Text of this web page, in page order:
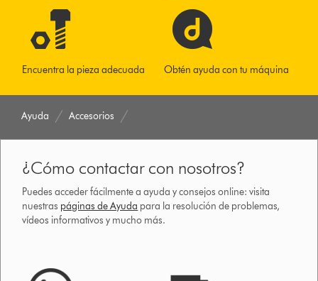
Encuentra la pieza adecuada Obtén ayuda con tu máquina
Ayuda Accesorios
¿Cómo contactar con nosotros?
Puedes acceder fácilmente a ayuda y consejos online: visita
nuestras páginas de Ayuda para la resolución de problemas,
vídeos informativos y mucho más.